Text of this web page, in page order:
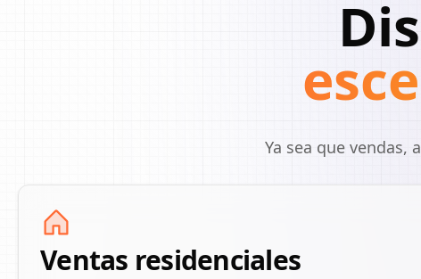
Ya sea que vendas,
Ventas residenciales